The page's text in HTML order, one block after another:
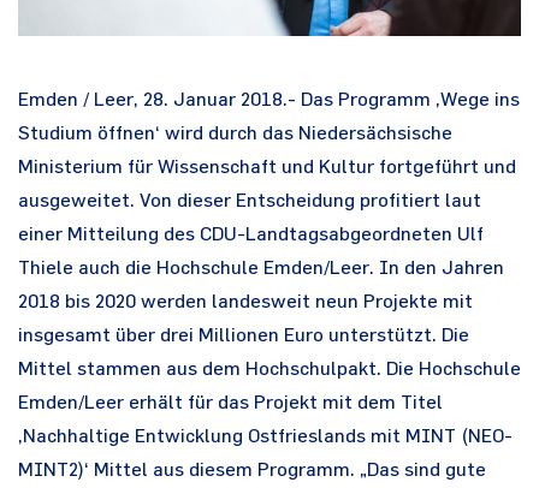
Emden / Leer, 28. Januar 2018.- Das Programm ‚Wege ins
Studium öffnen‘ wird durch das Niedersächsische
Ministerium für Wissenschaft und Kultur fortgeführt und
ausgeweitet. Von dieser Entscheidung profitiert laut
einer Mitteilung des CDU-Landtagsabgeordneten Ulf
Thiele auch die Hochschule Emden/Leer. In den Jahren
2018 bis 2020 werden landesweit neun Projekte mit
insgesamt über drei Millionen Euro unterstützt. Die
Mittel stammen aus dem Hochschulpakt. Die Hochschule
Emden/Leer erhält für das Projekt mit dem Titel
‚Nachhaltige Entwicklung Ostfrieslands mit MINT (NEO-
MINT2)‘ Mittel aus diesem Programm. „Das sind gute